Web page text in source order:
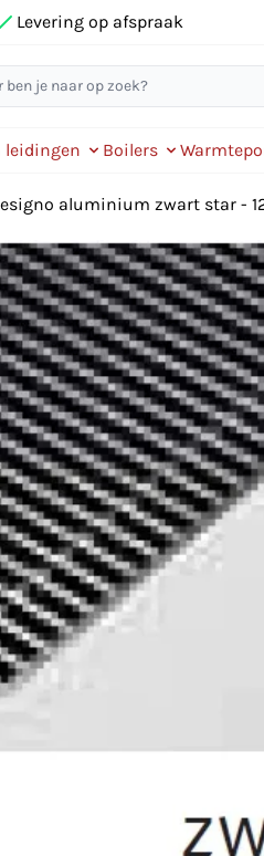
Levering op afspraak
leidingen Boilers
aluminium zwart star -